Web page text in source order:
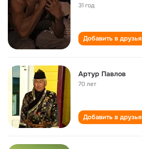
31 год
Добавить в друзья
Артур Павлов
70 лет
Добавить в друзья